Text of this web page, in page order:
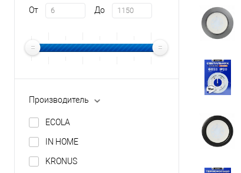
От До
Производитель
ECOLA
IN HOME
KRONUS